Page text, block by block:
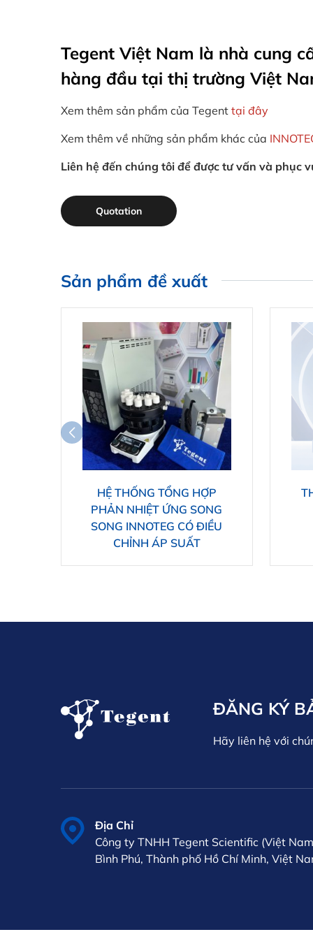
Tegent Việt Nam là nhà cung
hàng đầu tại thị trường Việt
Xem thêm sản phẩm của Tegent tại đây
Xem thêm về những sản phẩm khác của
Liên hệ đến chúng tôi để được tư vấn và phục
Quotation
Sản phẩm đề xuất
HỆ THỐNG TỔNG HỢP
PHẢN NHIỆT ỨNG SONG
SONG INNOTEG CÓ ĐIỀU
CHỈNH ÁP SUẤT
ĐĂNG KÝ
Hãy liên hệ với
Địa Chỉ
Công ty TNHH Tegent Scientific (Việt
Bình Phú, Thành phố Hồ Chí Minh, Việt